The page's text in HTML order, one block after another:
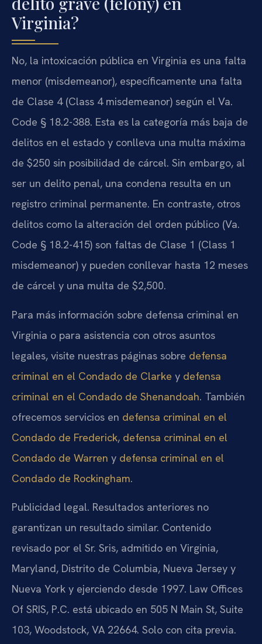
Virginia?
No, la intoxicación pública en Virginia es una falta
menor (misdemeanor), específicamente una falta
de Clase 4 (Class 4 misdemeanor) según el Va.
Code § 18.2-388. Esta es la categoría más baja de
delitos en el estado y conlleva una multa máxima
de $250 sin posibilidad de cárcel. Sin embargo, al
ser un delito penal, una condena resulta en un
registro criminal permanente. En contraste, otros
delitos como la alteración del orden público (Va.
Code § 18.2-415) son faltas de Clase 1 (Class 1
misdemeanor) y pueden conllevar hasta 12 meses
de cárcel y una multa de $2,500.
Para más información sobre defensa criminal en
Virginia o para asistencia con otros asuntos
legales, visite nuestras páginas sobre defensa
criminal en el Condado de Clarke y defensa
criminal en el Condado de Shenandoah. También
ofrecemos servicios en defensa criminal en el
Condado de Frederick, defensa criminal en el
Condado de Warren y defensa criminal en el
Condado de Rockingham.
Publicidad legal. Resultados anteriores no
garantizan un resultado similar. Contenido
revisado por el Sr. Sris, admitido en Virginia,
Maryland, Distrito de Columbia, Nueva Jersey y
Nueva York y ejerciendo desde 1997. Law Offices
Of SRIS, P.C. está ubicado en 505 N Main St, Suite
103, Woodstock, VA 22664. Solo con cita previa.